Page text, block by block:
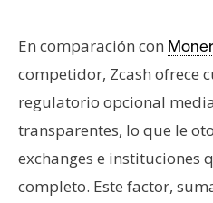
En comparación con
competidor, Zcash ofrece
regulatorio opcional
transparentes, lo que le
exchanges e instituciones
completo. Este factor,